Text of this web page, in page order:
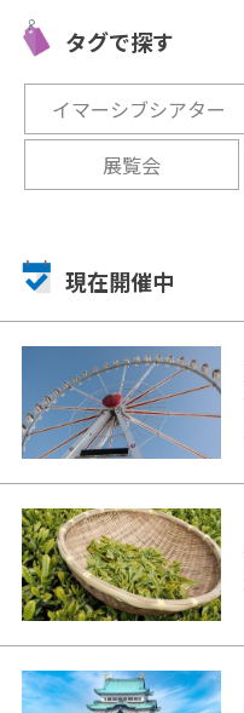
デン開催
タグで探す
イマーシブシアター
展覧会
現在開催中